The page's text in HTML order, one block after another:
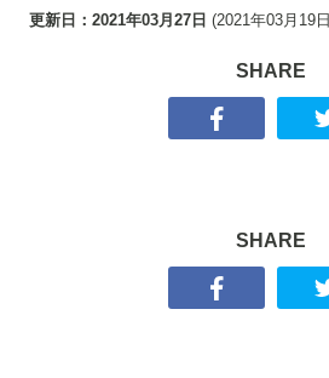
更新日： 2021年03月27日 (2021年03月19日
SHARE
SHARE